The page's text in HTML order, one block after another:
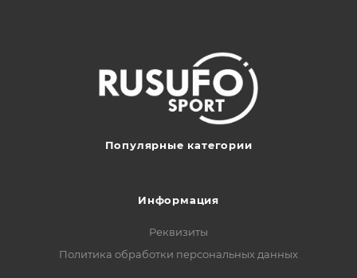
Популярные категории
Информация
Реквизиты
Политика обработки персональных данных